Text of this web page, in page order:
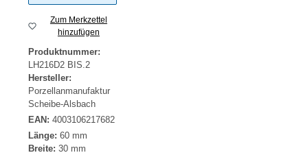
Zum Merkzettel
hinzufügen
Produktnummer:
LH216D2 BIS.2
Hersteller:
Porzellanmanufaktur
Scheibe-Alsbach
EAN: 4003106217682
Länge: 60 mm
Breite: 30 mm